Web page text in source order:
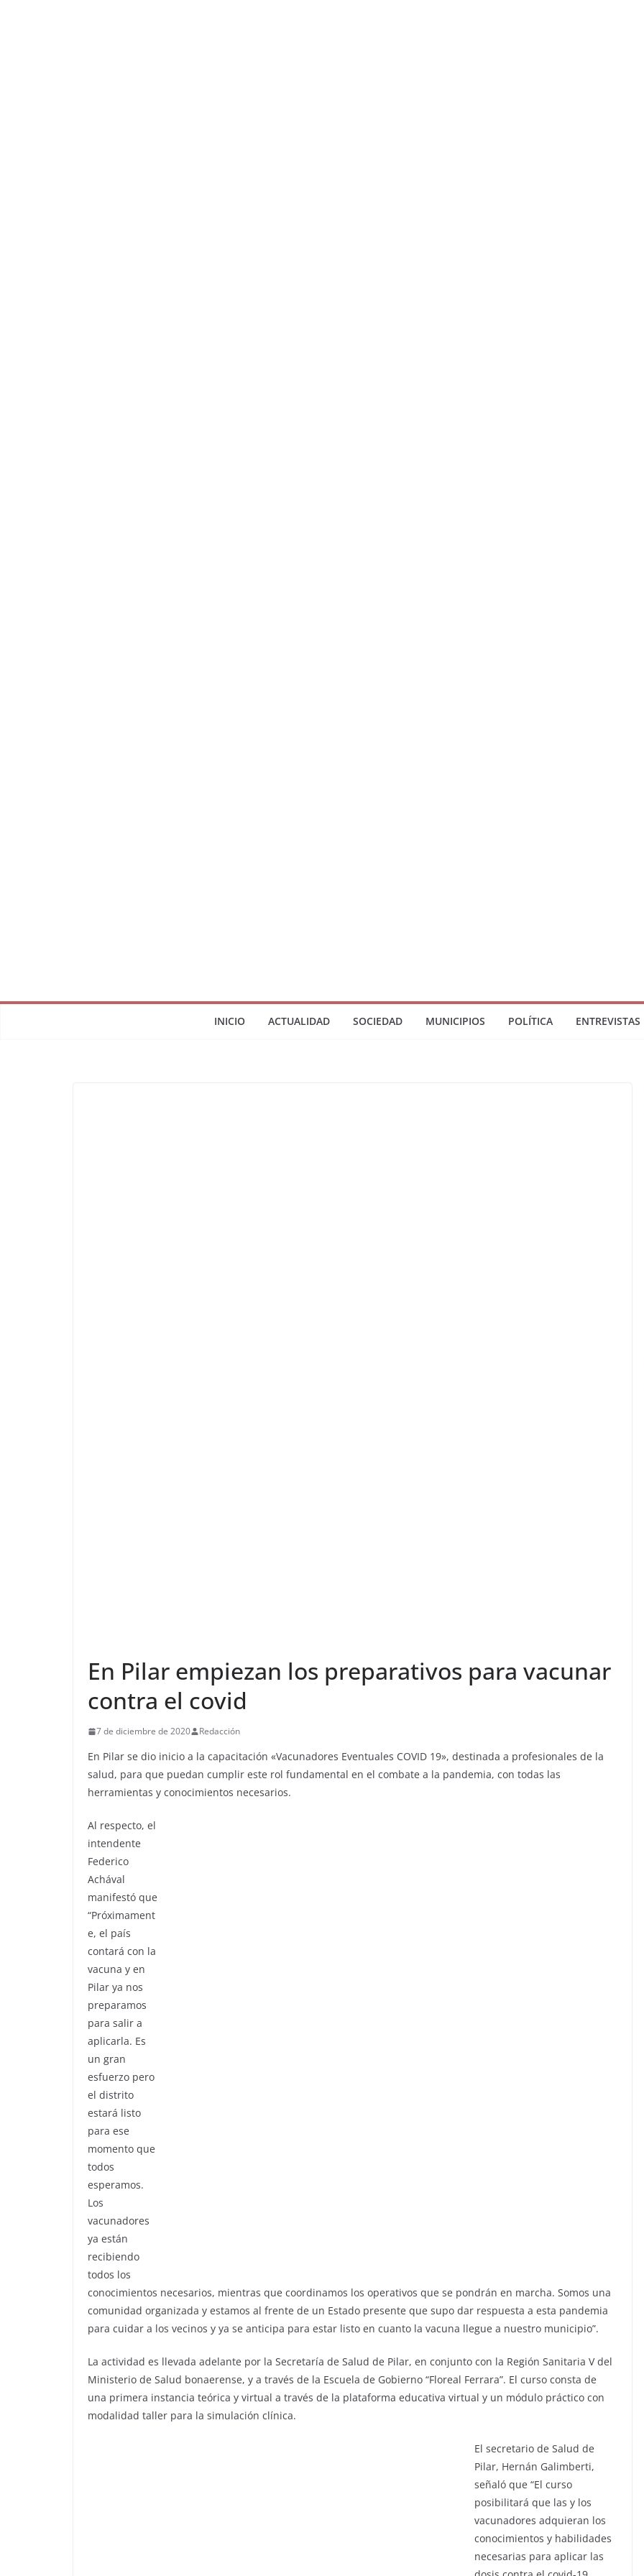
INICIO ACTUALIDAD SOCIEDAD MUNICIPIOS POLÍTICA ENTREVISTAS
En Pilar empiezan los preparativos para vacunar
contra el covid
7 de diciembre de 2020 Redacción
En Pilar se dio inicio a la capacitación «Vacunadores Eventuales COVID 19», destinada a profesionales de la
salud, para que puedan cumplir este rol fundamental en el combate a la pandemia, con todas las
herramientas y conocimientos necesarios.
Al respecto, el
intendente
Federico
Achával
manifestó que
“Próximament
e, el país
contará con la
vacuna y en
Pilar ya nos
preparamos
para salir a
aplicarla. Es
un gran
esfuerzo pero
el distrito
estará listo
para ese
momento que
todos
esperamos.
Los
vacunadores
ya están
recibiendo
todos los
conocimientos necesarios, mientras que coordinamos los operativos que se pondrán en marcha. Somos una
comunidad organizada y estamos al frente de un Estado presente que supo dar respuesta a esta pandemia
para cuidar a los vecinos y ya se anticipa para estar listo en cuanto la vacuna llegue a nuestro municipio”.
La actividad es llevada adelante por la Secretaría de Salud de Pilar, en conjunto con la Región Sanitaria V del
Ministerio de Salud bonaerense, y a través de la Escuela de Gobierno “Floreal Ferrara”. El curso consta de
una primera instancia teórica y virtual a través de la plataforma educativa virtual y un módulo práctico con
modalidad taller para la simulación clínica.
El secretario de Salud de
Pilar, Hernán Galimberti,
señaló que “El curso
posibilitará que las y los
vacunadores adquieran los
conocimientos y habilidades
necesarias para aplicar las